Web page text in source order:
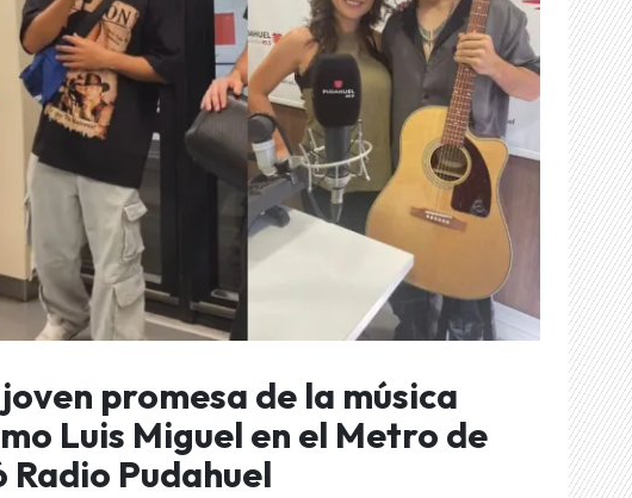
promesa de la música
Luis Miguel en el Metro de
Pudahuel